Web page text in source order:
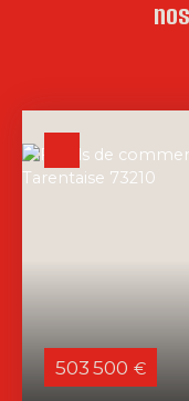
503 500 €